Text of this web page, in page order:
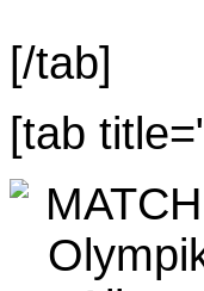
[/tab]
[tab